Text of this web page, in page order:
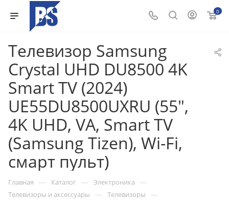
0
Телевизор Samsung
Crystal UHD DU8500 4K
Smart TV (2024)
UE55DU8500UXRU (55",
4K UHD, VA, Smart TV
(Samsung Tizen), Wi-Fi,
смарт пульт)
Главная — Каталог — Электроника —
Телевизоры и аксессуары — Телевизоры —